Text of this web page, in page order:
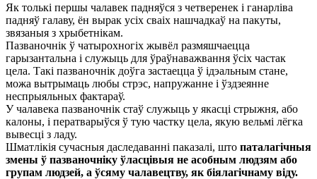
Як толькі першы чалавек падняўся з четверенек і ганарліва
падняў галаву, ён вырак усіх сваіх нашчадкаў на пакуты,
звязаныя з хрыбетнікам.
Пазваночнік ў чатырохногіх жывёл размяшчаецца
гарызантальна і служыць для ўраўнаважвання ўсіх частак
цела. Такі пазваночнік доўга застаецца ў ідэальным стане,
можа вытрымаць любы стрэс, напружанне і ўздзеянне
неспрыяльных фактараў.
У чалавека пазваночнік стаў служыць у якасці стрыжня, ​​або
калоны, і ператварыўся ў тую частку цела, якую вельмі лёгка
вывесці з ладу.
Шматлікія сучасныя даследаванні паказалі, што паталагічныя
змены ў пазваночніку ўласцівыя не асобным людзям або
групам людзей, а ўсяму чалавецтву, як біялагічнаму віду.